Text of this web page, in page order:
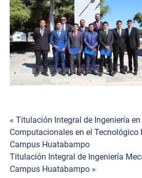
Navegación
de
entradas
« Titulación Integral de Ingeniería
Computacionales en el Tecnológico
Campus Huatabampo
Titulación Integral de Ingeniería
Campus Huatabampo »